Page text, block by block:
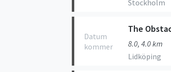
Stockholm
Datum
kommer
The
8.0, 4.0 km
Lidköping